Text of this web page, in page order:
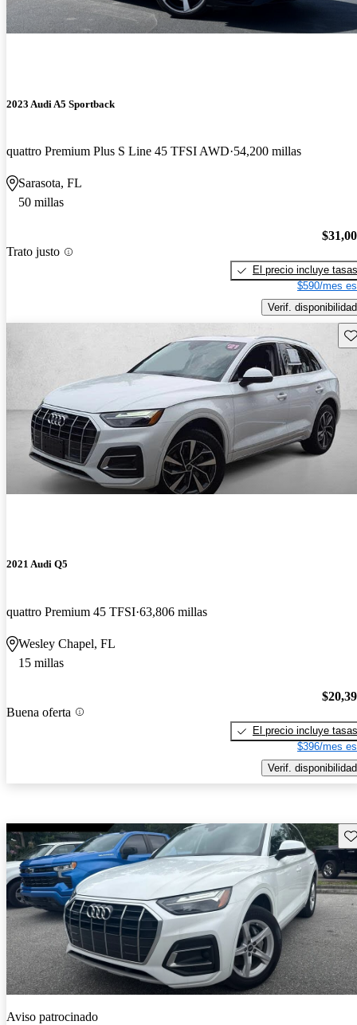
2023 Audi A5 Sportback
quattro Premium Plus S Line 45 TFSI AWD 54,200 millas
Sarasota, FL
50 millas
Trato justo
El precio incluye tasas
$590/mes
Verif. disponibilidad
2021 Audi Q5
quattro Premium 45 TFSI 63,806 millas
Wesley Chapel, FL
15 millas
Buena oferta
El precio incluye tasas
$396/mes
Verif. disponibilidad
Aviso patrocinado